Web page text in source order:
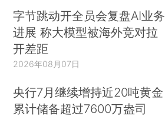
字节跳动开全员会复盘AI业务
进展 称大模型被海外竞对拉
开差距
2026年08月07日
央行7月继续增持近20吨黄金
累计储备超过7600万盎司